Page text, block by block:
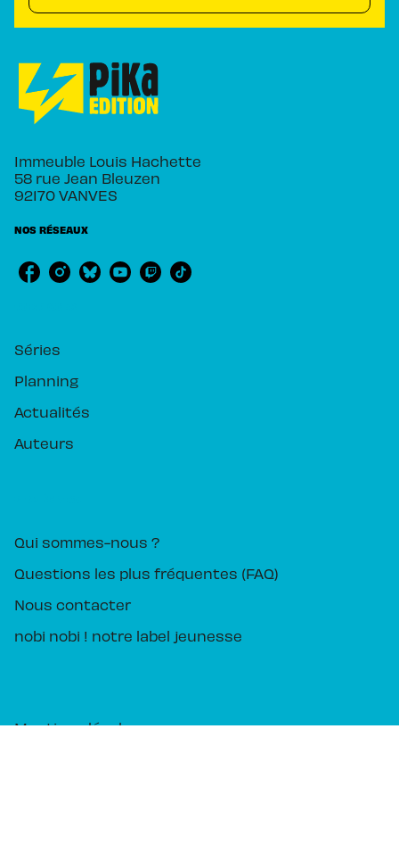
Immeuble Louis Hachette
58 rue Jean Bleuzen
92170 VANVES
NOS RÉSEAUX
Séries
Planning
Actualités
Auteurs
Qui sommes-nous ?
Questions les plus fréquentes (FAQ)
Nous contacter
nobi nobi ! notre label jeunesse
Mentions légales